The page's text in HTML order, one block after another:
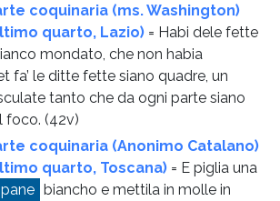
coquinaria (ms. Washington)
quarto, Lazio) = Habi dele fette
mondato, che non habia
fa’ le ditte fette siano quadre, un
tanto che da ogni parte siano
foco. (42v)
coquinaria (Anonimo Catalano)
quarto, Toscana) = E piglia una
pane biancho e mettila in molle in